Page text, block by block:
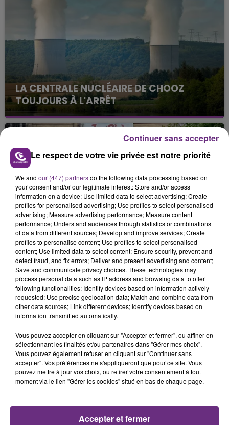
LA CENTRALE NUCLÉAIRE DE CHOOZ
TOUJOURS À L'ARRÊT
Cela fait déjà une semaine que la centrale
nucléaire ardennaise est à l'arrêt. Une situation
justifiée par la sécheresse intense qui est toujours
présente.
LE MAGASIN JOUÉCLUB DE REIMS FERME
SES PORTES
C'était l'une des institutions du centre-ville
rémois. Le magasin JouéClub est contraint de
fermer ses portes.
TITRES DIFFUSÉS
7h03
7h03
Fever Dream
6h57
6h57
A L'imparfaite
Le respect de votre vie privée est notre priorité
We and our (447) partnersdo the following data processing based on
your consent and/or our legitimate interest: Store and/or access
information on a device; Use limited data to select advertising; Create
profiles for personalised advertising; Use profiles to select personalised
advertising; Measure advertising performance; Measure content
performance; Understand audiences through statistics or combinations
of data from different sources; Develop and improve services; Create
profiles to personalise content; Use profiles to select personalised
content; Use limited data to select content; Ensure security, prevent and
detect fraud, and fix errors; Deliver and present advertising and content;
Save and communicate privacy choices. These technologies may
process personal data such as IP address and browsing data to offer
following functionalities: Identify devices based on information actively
requested; Use precise geolocation data; Match and combine data from
other data sources; Link different devices; Identify devices based on
information transmitted automatically.
Vous pouvez accepter en cliquant sur "Accepter et fermer", ou affiner en
sélectionnant les finalités et/ou partenaires dans "Gérer mes choix".
Vous pouvez également refuser en cliquant sur "Continuer sans
accepter". Vos préférences ne s'appliqueront que pour ce site. Vous
pouvez mettre à jour vos choix, ou retirer votre consentement à tout
moment via le lien "Gérer les cookies" situé en bas de chaque page.
Accepter et fermer
Continuer sans accepter